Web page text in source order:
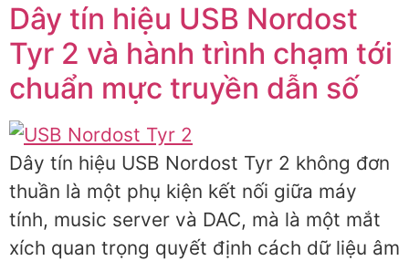
Dây tín hiệu USB Nordost
Tyr 2 và hành trình chạm tới
chuẩn mực truyền dẫn số
Dây tín hiệu USB Nordost Tyr 2 không đơn
thuần là một phụ kiện kết nối giữa máy
tính, music server và DAC, mà là một mắt
xích quan trọng quyết định cách dữ liệu âm